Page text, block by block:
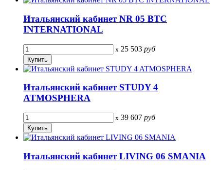
Итальянский кабинет NR 05 BTC
INTERNATIONAL
x 25 503 руб
Итальянский кабинет STUDY 4
ATMOSPHERA
x 39 607 руб
Итальянский кабинет LIVING 06 SMANIA